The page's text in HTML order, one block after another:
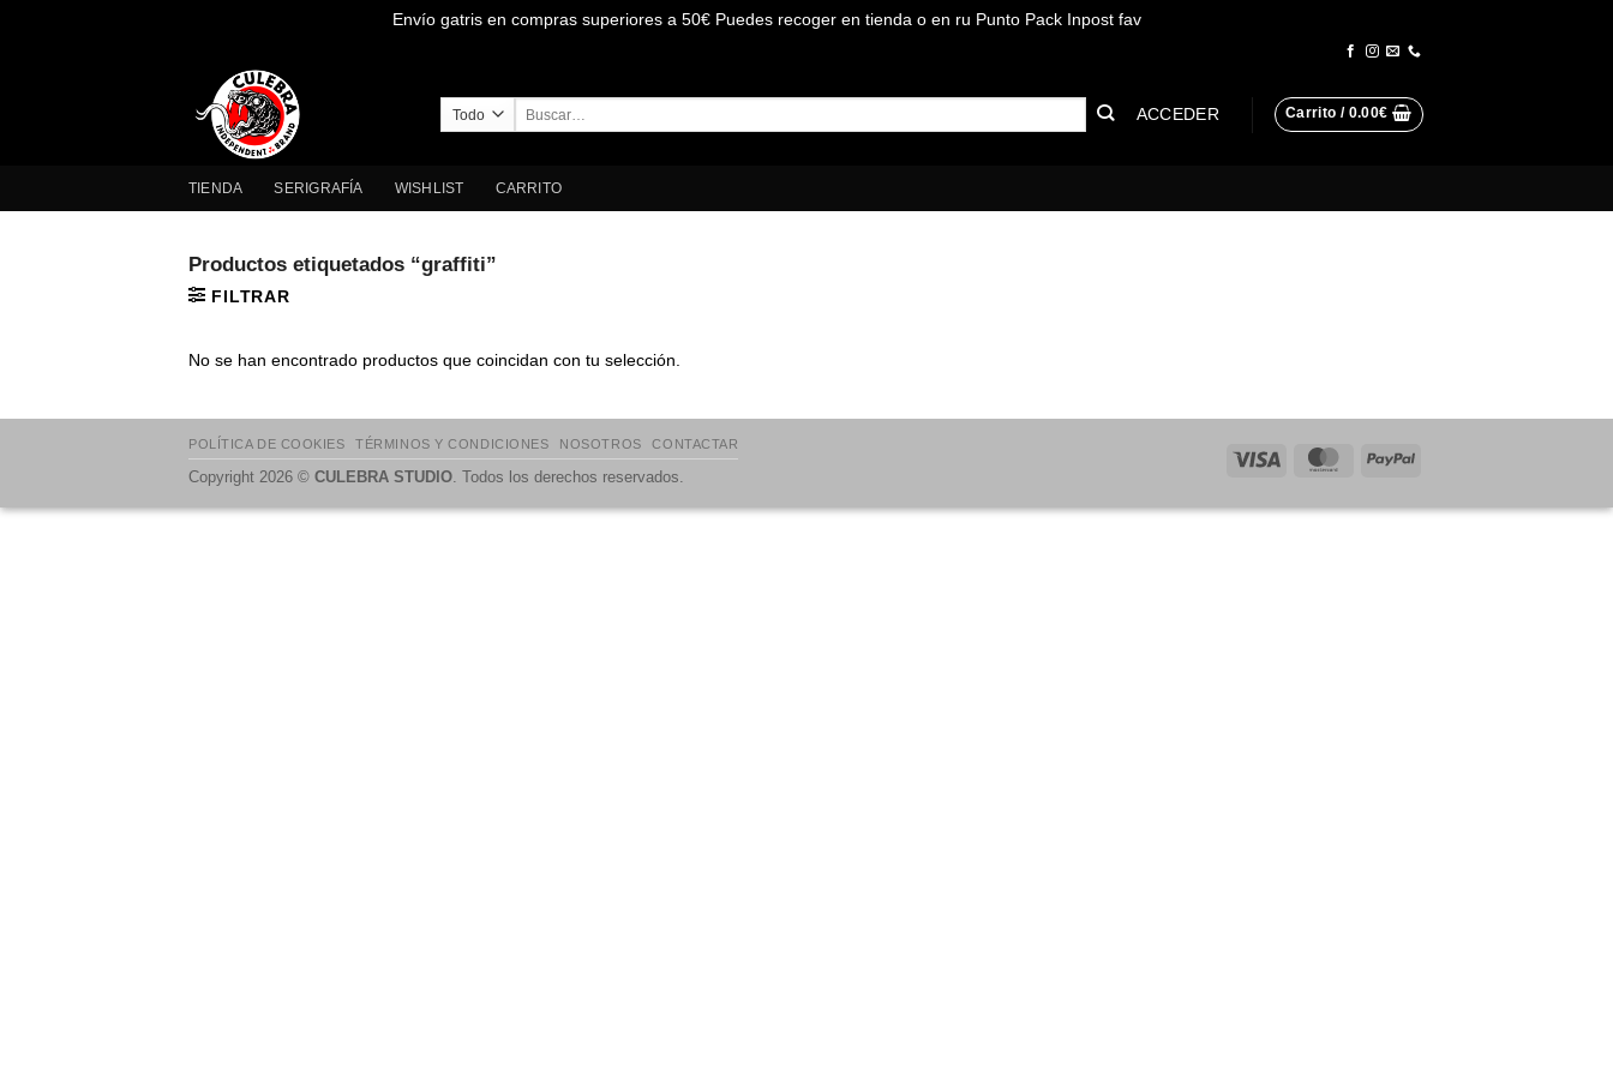
Envío gatris en compras superiores a 50€ Puedes recoger en tienda o en ru Punto Pack Inpost fav
ACCEDER Carrito / 0.00€
TIENDA SERIGRAFÍA WISHLIST CARRITO
Productos etiquetados “graffiti”
FILTRAR
No se han encontrado productos que coincidan con tu selección.
Visa MasterCardPayPal
POLÍTICA DE COOKIES TÉRMINOS Y CONDICIONES NOSOTROS CONTACTAR
Copyright 2026 © CULEBRA STUDIO. Todos los derechos reservados.